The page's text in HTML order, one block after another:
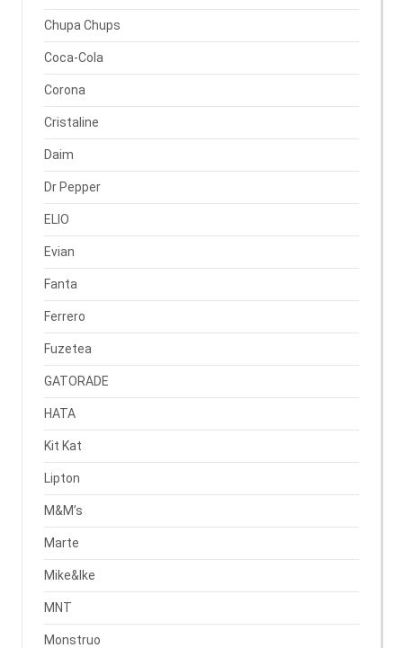
Chupa Chups
Coca-Cola
Corona
Cristaline
Daim
Dr Pepper
ELIO
Evian
Fanta
Ferrero
Fuzetea
GATORADE
HATA
Kit Kat
Lipton
M&M’s
Marte
Mike&Ike
MNT
Monstruo